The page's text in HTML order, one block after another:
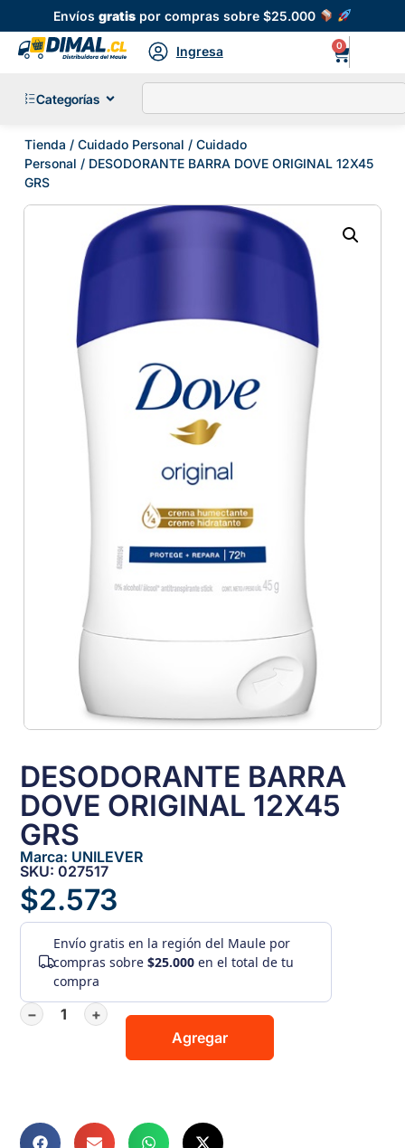
Envíosgratis por compras sobre $25.000
Ingresa 0
Categorías
Tienda / Cuidado Personal / Cuidado
Personal / DESODORANTE BARRA DOVE ORIGINAL 12X45
GRS
DESODORANTE BARRA
DOVE ORIGINAL 12X45
GRS
Marca: UNILEVER
SKU: 027517
$2.573
Envío gratis en la región del Maule por
compras sobre$25.000 en el total de tu
compra
−
+
Agregar